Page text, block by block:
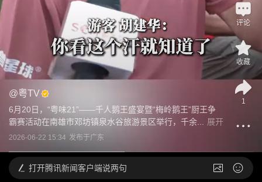
@粤TV
6月20日，“粤味21”——千人鹅王盛宴暨“梅岭鹅王”厨王争
霸赛活动在南雄市邓坊镇泉水谷旅游景区举行，千余...
展开
2026-06-22 15:34 发布于广东
评论
收藏
1
打开腾讯新闻客户端说两句